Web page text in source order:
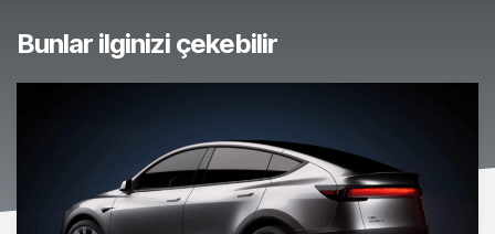
Bunlar ilginizi çekebilir